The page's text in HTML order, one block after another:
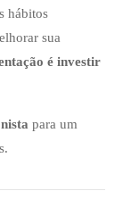
hábitos
sua
é investir
para um